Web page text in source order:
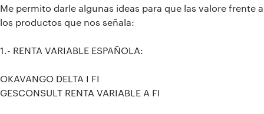
Me permito darle algunas ideas para que las valore frente a
los productos que nos señala:
1.- RENTA VARIABLE ESPAÑOLA:
OKAVANGO DELTA I FI
GESCONSULT RENTA VARIABLE A FI